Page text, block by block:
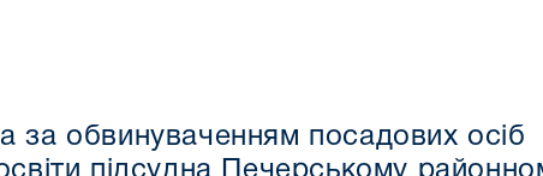
за обвинуваченням посадових осіб
підсудна Печерському